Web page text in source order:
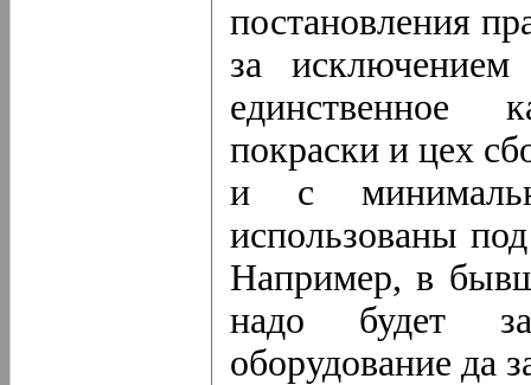
постановления
за
единственное
покраски и цех
и с
использованы
Например, в
надо будет
оборудование да